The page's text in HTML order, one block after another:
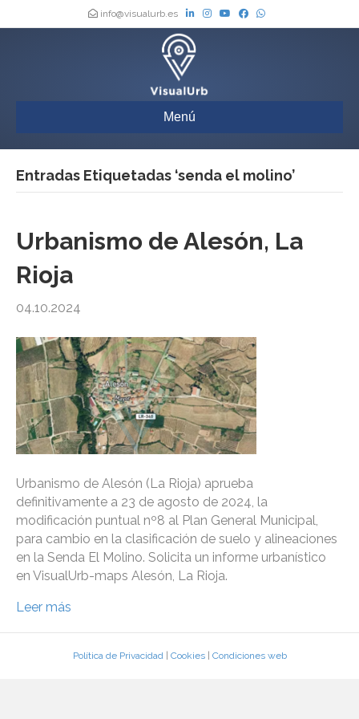
info@visualurb.es
Menú
Entradas Etiquetadas ‘senda el molino’
Urbanismo de Alesón, La
Rioja
04.10.2024
Urbanismo de Alesón (La Rioja) aprueba
definitivamente a 23 de agosto de 2024, la
modificación puntual nº8 al Plan General Municipal,
para cambio en la clasificación de suelo y alineaciones
en la Senda El Molino. Solicita un informe urbanístico
en VisualUrb-maps Alesón, La Rioja.
Leer más
Política de Privacidad| Cookies| Condiciones web